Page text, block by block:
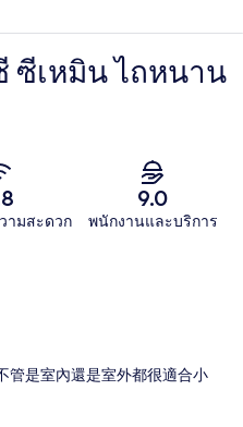
ซีเหมิน ไถหนาน
ามสะดวก
9.0
พนักงานและบริการ
管是室內還是室外都很適合小